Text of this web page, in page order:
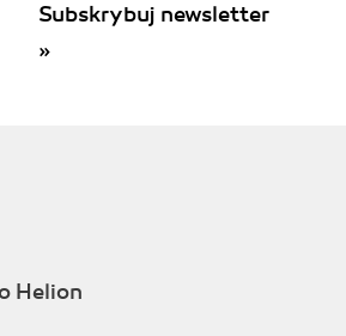
Subskrybuj newsletter
»
Helion